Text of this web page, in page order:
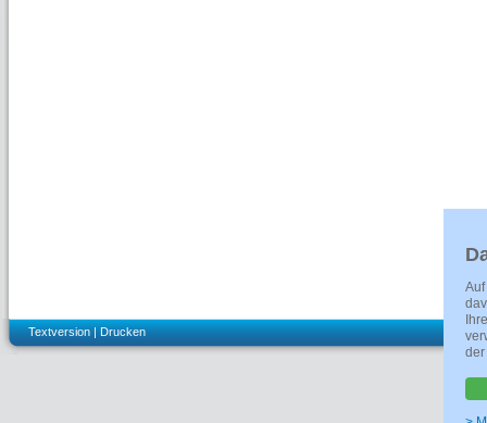
Textversion |Drucken